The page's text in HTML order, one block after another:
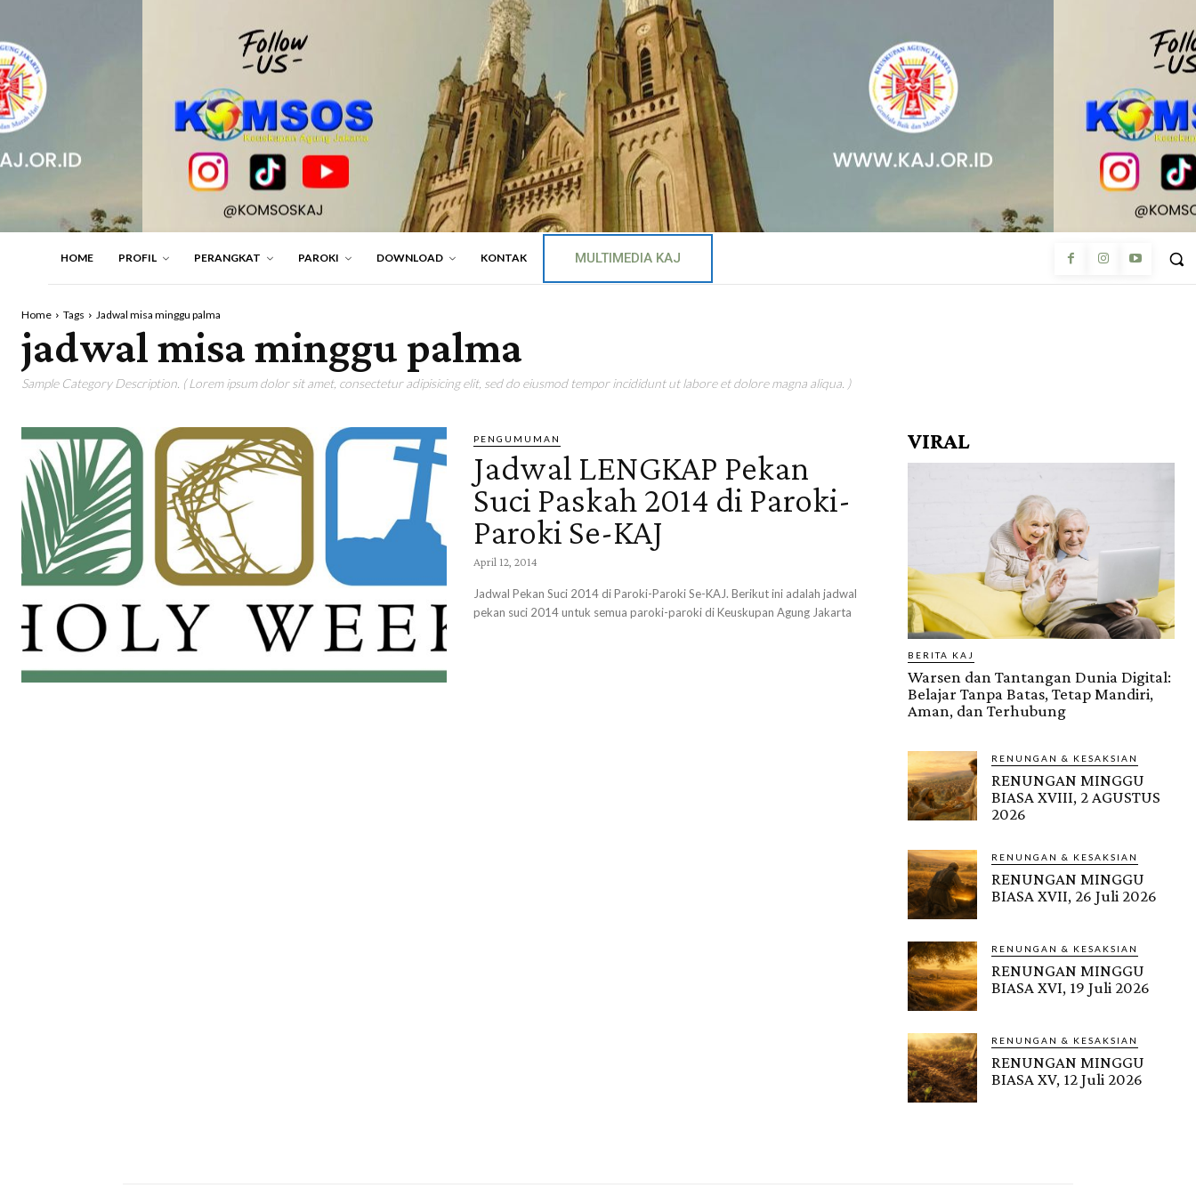
HOME PROFIL PERANGKAT PAROKI DOWNLOAD KONTAK MULTIMEDIA KAJ
Home Tags Jadwal misa minggu palma
jadwal misa minggu palma
Sample Category Description. ( Lorem ipsum dolor sit amet, consectetur adipisicing elit, sed do eiusmod tempor incididunt ut labore et dolore magna aliqua. )
PENGUMUMAN
Jadwal LENGKAP Pekan
Suci Paskah 2014 di Paroki-
Paroki Se-KAJ
April 12, 2014
Jadwal Pekan Suci 2014 di Paroki-Paroki Se-KAJ. Berikut ini adalah jadwal
pekan suci 2014 untuk semua paroki-paroki di Keuskupan Agung Jakarta
VIRAL
BERITA KAJ
Warsen dan Tantangan Dunia Digital:
Belajar Tanpa Batas, Tetap Mandiri,
Aman, dan Terhubung
RENUNGAN & KESAKSIAN
RENUNGAN MINGGU
BIASA XVIII, 2 AGUSTUS
2026
RENUNGAN & KESAKSIAN
RENUNGAN MINGGU
BIASA XVII, 26 Juli 2026
RENUNGAN & KESAKSIAN
RENUNGAN MINGGU
BIASA XVI, 19 Juli 2026
RENUNGAN & KESAKSIAN
RENUNGAN MINGGU
BIASA XV, 12 Juli 2026